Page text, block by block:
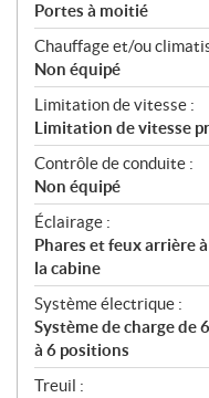
Portes à moitié
Chauffage et/ou
Non équipé
Limitation de vitesse :
Limitation de vitesse
Contrôle de conduite :
Non équipé
Éclairage :
Phares et feux arrière
la cabine
Système électrique :
Système de charge de
à 6 positions
Treuil :